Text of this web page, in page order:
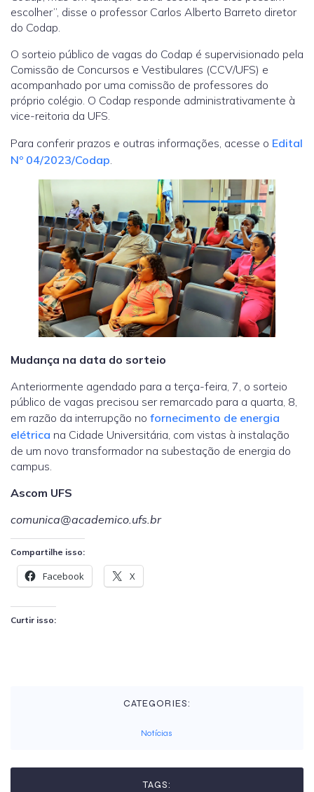
escolher”, disse o professor Carlos Alberto Barreto diretor
do Codap.
O sorteio público de vagas do Codap é supervisionado pela
Comissão de Concursos e Vestibulares (CCV/UFS) e
acompanhado por uma comissão de professores do
próprio colégio. O Codap responde administrativamente à
vice-reitoria da UFS.
Para conferir prazos e outras informações, acesse o Edital
Nº 04/2023/Codap.
Mudança na data do sorteio
Anteriormente agendado para a terça-feira, 7, o sorteio
público de vagas precisou ser remarcado para a quarta, 8,
em razão da interrupção no fornecimento de energia
elétrica na Cidade Universitária, com vistas à instalação
de um novo transformador na subestação de energia do
campus.
Ascom UFS
comunica@academico.ufs.br
Compartilhe isso:
Facebook X
Curtir isso:
CATEGORIES:
Notícias
TAGS: